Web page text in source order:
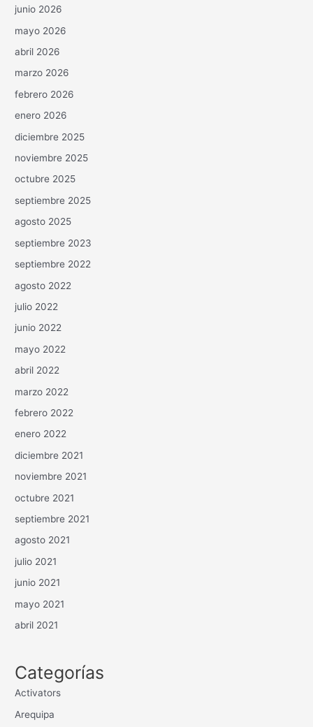
junio 2026
mayo 2026
abril 2026
marzo 2026
febrero 2026
enero 2026
diciembre 2025
noviembre 2025
octubre 2025
septiembre 2025
agosto 2025
septiembre 2023
septiembre 2022
agosto 2022
julio 2022
junio 2022
mayo 2022
abril 2022
marzo 2022
febrero 2022
enero 2022
diciembre 2021
noviembre 2021
octubre 2021
septiembre 2021
agosto 2021
julio 2021
junio 2021
mayo 2021
abril 2021
Categorías
Activators
Arequipa